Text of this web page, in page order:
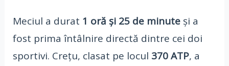
Meciul a durat 1 oră și 25 de minuteși a
fost prima întâlnire directă dintre cei doi
sportivi. Crețu, clasat pe locul 370 ATP, a